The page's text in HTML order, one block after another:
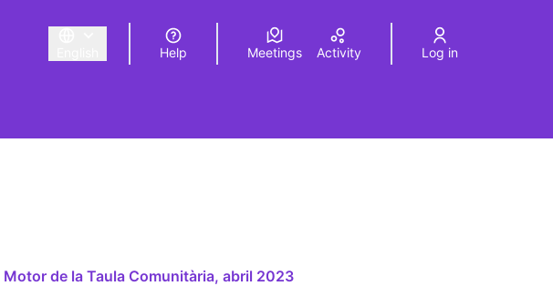
Triar la llengua Elegir el idiomaChoose language
Help Meetings Activity Log in
Motor de la Taula Comunitària, abril 2023